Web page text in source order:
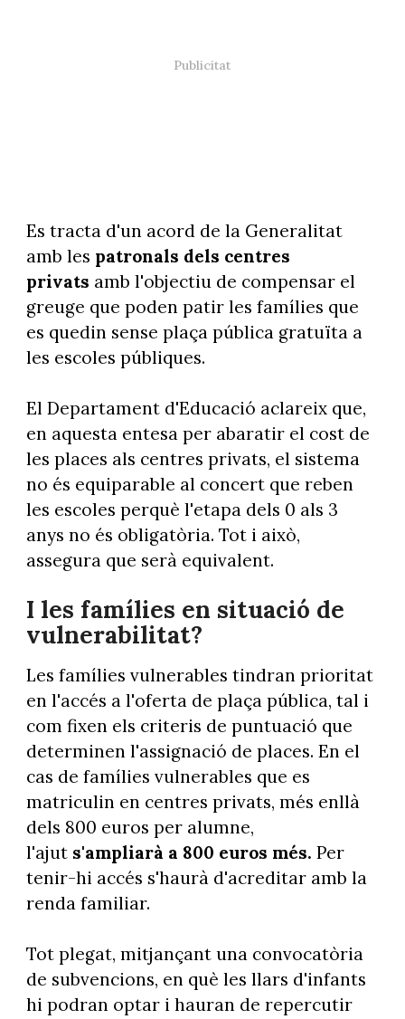
Es tracta d'un acord de la Generalitat
amb les patronals dels centres
privats amb l'objectiu de compensar el
greuge que poden patir les famílies que
es quedin sense plaça pública gratuïta a
les escoles públiques.
El Departament d'Educació aclareix que,
en aquesta entesa per abaratir el cost de
les places als centres privats, el sistema
no és equiparable al concert que reben
les escoles perquè l'etapa dels 0 als 3
anys no és obligatòria. Tot i això,
assegura que serà equivalent.
I les famílies en situació de
vulnerabilitat?
Les famílies vulnerables tindran prioritat
en l'accés a l'oferta de plaça pública, tal i
com fixen els criteris de puntuació que
determinen l'assignació de places. En el
cas de famílies vulnerables que es
matriculin en centres privats, més enllà
dels 800 euros per alumne,
l'ajut s'ampliarà a 800 euros més. Per
tenir-hi accés s'haurà d'acreditar amb la
renda familiar.
Tot plegat, mitjançant una convocatòria
de subvencions, en què les llars d'infants
hi podran optar i hauran de repercutir